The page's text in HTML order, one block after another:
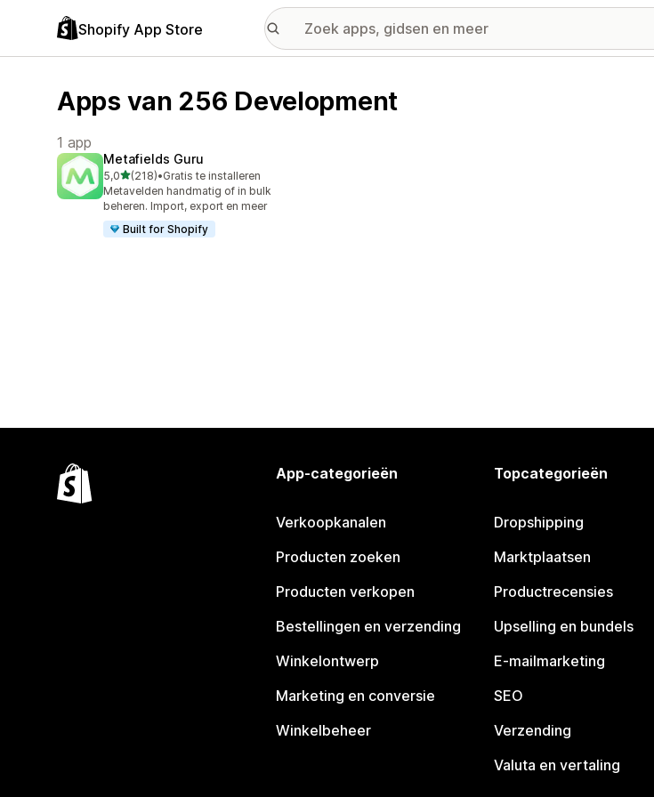
Shopify App Store
Apps van 256 Development
1 app
Metafields Guru
5,0van 5 sterren
(218)
218 recensies in totaal
•Gratis te installeren
Metavelden handmatig of in bulk
beheren. Import, export en meer
Built for Shopify
App-categorieën
Verkoopkanalen
Producten zoeken
Producten verkopen
Bestellingen en verzending
Winkelontwerp
Marketing en conversie
Winkelbeheer
Topcategorieën
Dropshipping
Marktplaatsen
Productrecensies
Upselling en bundels
E-mailmarketing
SEO
Verzending
Valuta en vertaling